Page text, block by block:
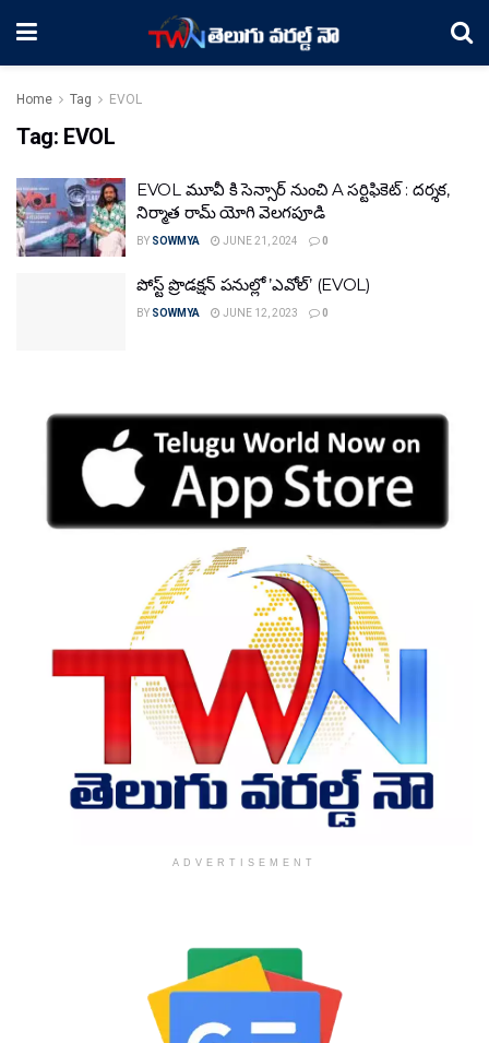
Home Tag EVOL
Tag: EVOL
EVOL మూవీ కి సెన్సార్ నుంచి A సర్టిఫికెట్ : దర్శక,
నిర్మాత రామ్ యోగి వెలగపూడి
BY SOWMYA JUNE 21, 2024 0
పోస్ట్‌ ప్రొడక్షన్‌ పనుల్లో ’ఎవోల్’ (EVOL)
BY SOWMYA JUNE 12, 2023 0
ADVERTISEMENT